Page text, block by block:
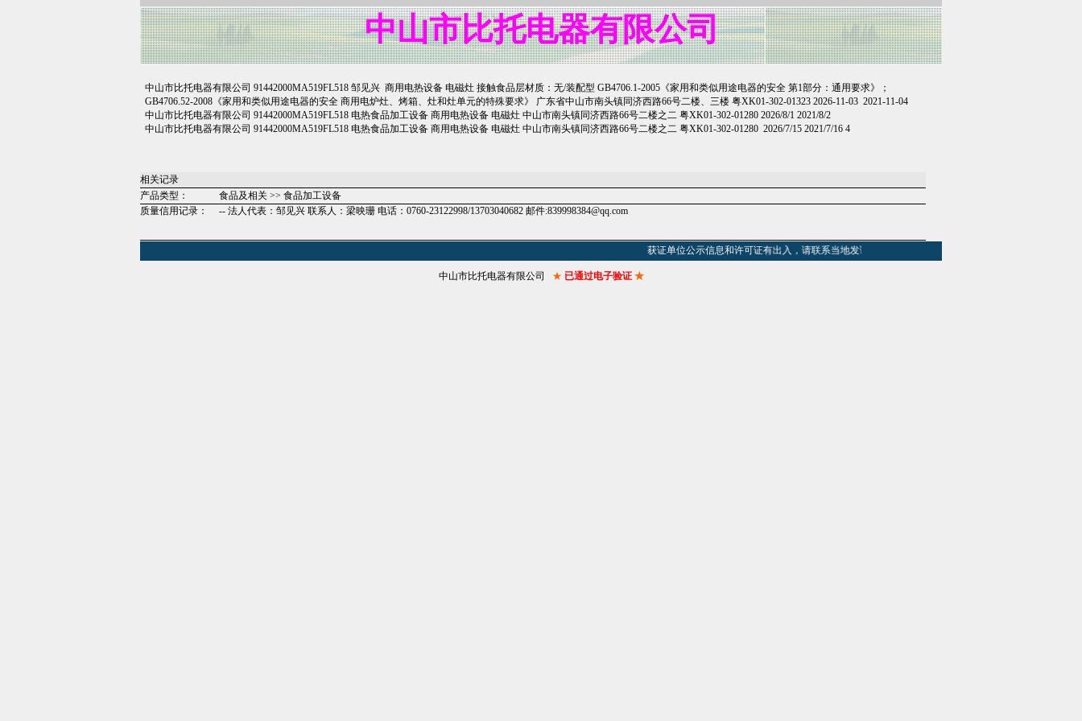
中山市比托电器有限公司
中山市比托电器有限公司 91442000MA519FL518 邹见兴 商用电热设备 电磁灶 接触食品层材质：无/装配型 GB4706.1-2005《家用和类似用途电器的安全 第1部分：通用要求》；
GB4706.52-2008《家用和类似用途电器的安全 商用电炉灶、烤箱、灶和灶单元的特殊要求》 广东省中山市南头镇同济西路66号二楼、三楼 粤XK01-302-01323 2026-11-03 2021-11-04
中山市比托电器有限公司 91442000MA519FL518 电热食品加工设备 商用电热设备 电磁灶 中山市南头镇同济西路66号二楼之二 粤XK01-302-01280 2026/8/1 2021/8/2
中山市比托电器有限公司 91442000MA519FL518 电热食品加工设备 商用电热设备 电磁灶 中山市南头镇同济西路66号二楼之二 粤XK01-302-01280 2026/7/15 2021/7/16 4
相关记录
产品类型：
食品及相关 >> 食品加工设备
质量信用记录：
-- 法人代表：邹见兴 联系人：梁映珊 电话：0760-23122998/13703040682 邮件:839998384@qq.com
获证单位公示信息和许可证有出入，请联系当地发证部门，
中山市比托电器有限公司 ★ 已通过电子验证 ★